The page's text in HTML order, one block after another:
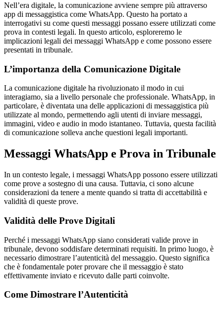
Nell’era digitale, la comunicazione avviene sempre più attraverso
app di messaggistica come WhatsApp. Questo ha portato a
interrogativi su come questi messaggi possano essere utilizzati come
prova in contesti legali. In questo articolo, esploreremo le
implicazioni legali dei messaggi WhatsApp e come possono essere
presentati in tribunale.
L’importanza della Comunicazione Digitale
La comunicazione digitale ha rivoluzionato il modo in cui
interagiamo, sia a livello personale che professionale. WhatsApp, in
particolare, è diventata una delle applicazioni di messaggistica più
utilizzate al mondo, permettendo agli utenti di inviare messaggi,
immagini, video e audio in modo istantaneo. Tuttavia, questa facilità
di comunicazione solleva anche questioni legali importanti.
Messaggi WhatsApp e Prova in Tribunale
In un contesto legale, i messaggi WhatsApp possono essere utilizzati
come prove a sostegno di una causa. Tuttavia, ci sono alcune
considerazioni da tenere a mente quando si tratta di accettabilità e
validità di queste prove.
Validità delle Prove Digitali
Perché i messaggi WhatsApp siano considerati valide prove in
tribunale, devono soddisfare determinati requisiti. In primo luogo, è
necessario dimostrare l’autenticità del messaggio. Questo significa
che è fondamentale poter provare che il messaggio è stato
effettivamente inviato e ricevuto dalle parti coinvolte.
Come Dimostrare l’Autenticità